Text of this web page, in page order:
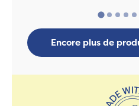
Encore plus de